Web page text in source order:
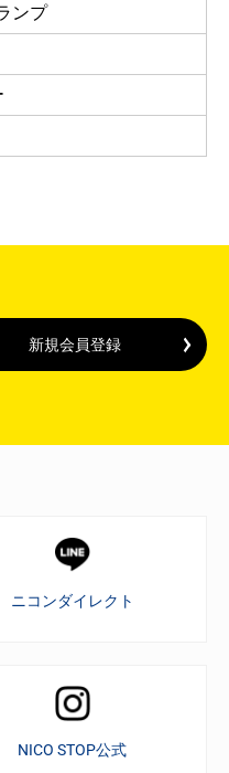
ンプ
新規会員登録
ニコンダイレクト
NICO STOP公式